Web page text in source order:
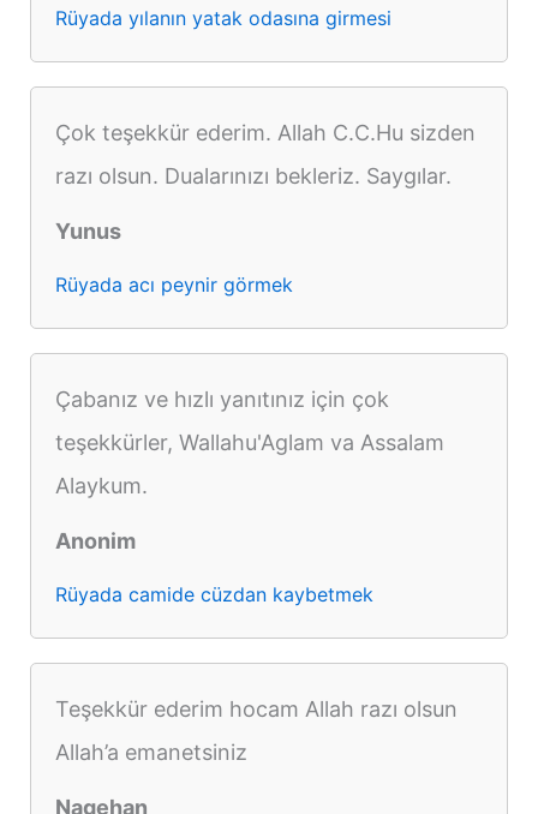
Rüyada yılanın yatak odasına girmesi
Çok teşekkür ederim. Allah C.C.Hu sizden
razı olsun. Dualarınızı bekleriz. Saygılar.
Yunus
Rüyada acı peynir görmek
Çabanız ve hızlı yanıtınız için çok
teşekkürler, Wallahu'Aglam va Assalam
Alaykum.
Anonim
Rüyada camide cüzdan kaybetmek
Teşekkür ederim hocam Allah razı olsun
Allah’a emanetsiniz
Nagehan